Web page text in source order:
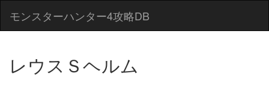
モンスターハンター4攻略DB
レウスＳヘルム